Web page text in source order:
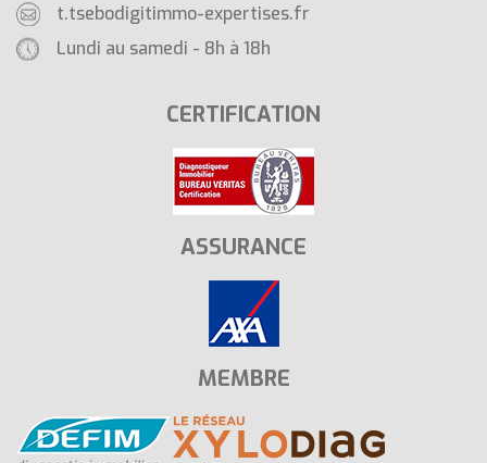
t.tsebodigitimmo-expertises.fr
Lundi au samedi - 8h à 18h
CERTIFICATION
ASSURANCE
MEMBRE